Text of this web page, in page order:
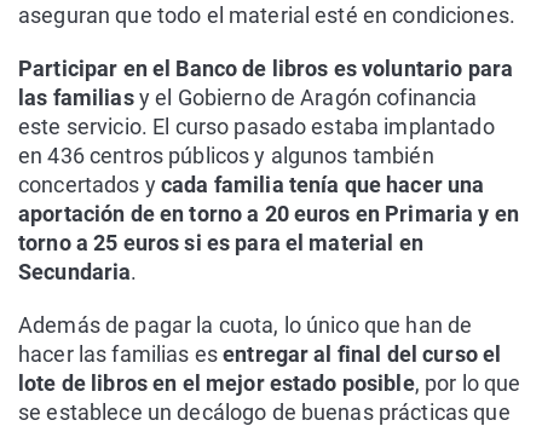
aseguran que todo el material esté en condiciones.
Participar en el Banco de libros es voluntario para
las familiasy el Gobierno de Aragón cofinancia
este servicio. El curso pasado estaba implantado
en 436 centros públicos y algunos también
concertados ycada familia tenía que hacer una
aportación de en torno a 20 euros en Primaria y en
torno a 25 euros si es para el material en
Secundaria.
Además de pagar la cuota, lo único que han de
hacer las familias esentregar al final del curso el
lote de libros en el mejor estado posible, por lo que
se establece un decálogo de buenas prácticas que